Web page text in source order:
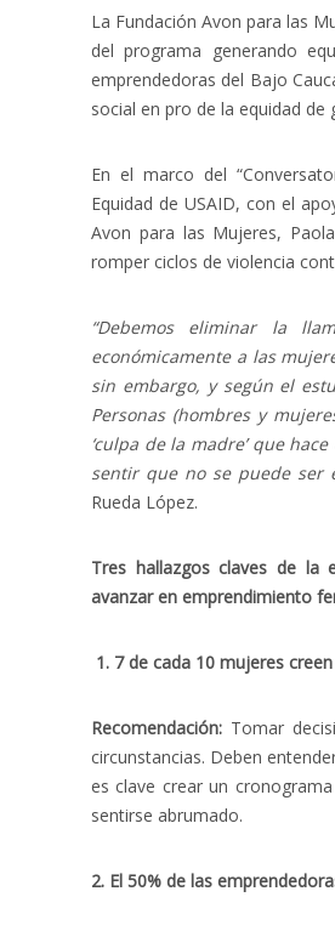
La Fundación Avon para las
del programa generando
emprendedoras del Bajo
social en pro de la equidad de
En el marco del
Equidad de USAID, con el
Avon para las Mujeres,
romper ciclos de violencia
“Debemos eliminar la
económicamente a las
sin embargo, y según el
Personas (hombres y
‘culpa de la madre’ que
sentir que no se puede ser
Rueda López.
Tres hallazgos claves de la
avanzar en emprendimiento
1. 7 de cada 10 mujeres
Recomendación: Tomar
circunstancias. Deben
es clave crear un
sentirse abrumado.
2. El 50% de las